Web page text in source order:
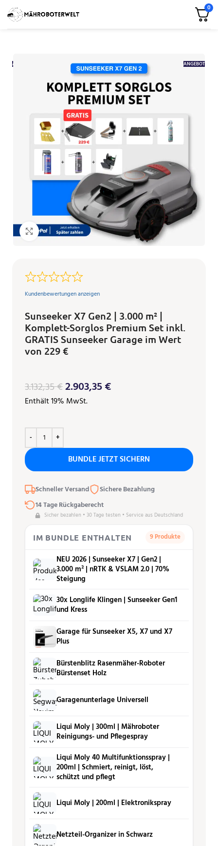
0
ANGEBOT ANGEBOT
Klicken zum Vergrößern
Kundenbewertungen anzeigen
Sunseeker X7 Gen2 | 3.000 m² |
Komplett-Sorglos Premium Set inkl.
GRATIS Sunseeker Garage im Wert
von 229 €
3.132,35€2.903,35€
Enthält 19% MwSt.
BUNDLE JETZT SICHERN
Schneller Versand
Sichere Bezahlung
14 Tage Rückgaberecht
Sicher bezahlen • 30 Tage testen • Service aus Deutschland
IM BUNDLE ENTHALTEN 9 Produkte
NEU 2026 | Sunseeker X7 | Gen2 |
3.000 m² | nRTK & VSLAM 2.0 | 70%
Steigung
30x Longlife Klingen | Sunseeker Gen1
und Kress
Garage für Sunseeker X5, X7 und X7
Plus
Bürstenblitz Rasenmäher-Roboter
Bürstenset Holz
Garagenunterlage Universell
Liqui Moly | 300ml | Mähro­boter
Reini­gungs- und Pfle­ge­spray
Liqui Moly 40 Multifunktionsspray |
200ml | Schmiert, reinigt, löst,
schützt und pflegt
Liqui Moly | 200ml | Elektronikspray
Netzteil-Organizer in Schwarz